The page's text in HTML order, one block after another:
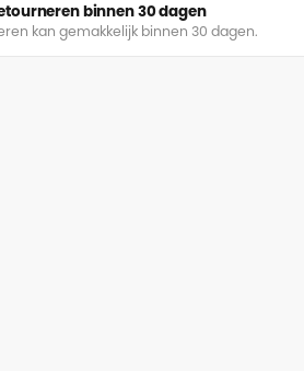
binnen 30 dagen
kan gemakkelijk binnen 30 dagen.